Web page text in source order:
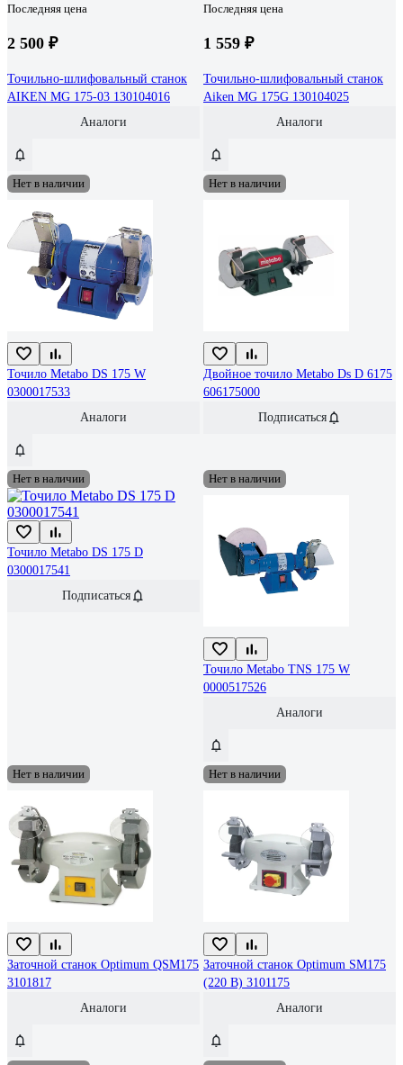
Последняя цена
2 500 ₽
Точильно-шлифовальный станок
AIKEN MG 175-03 130104016
Аналоги
Последняя цена
1 559 ₽
Точильно-шлифовальный станок
Aiken MG 175G 130104025
Аналоги
Нет в наличии
Точило Metabo DS 175 W
0300017533
Аналоги
Нет в наличии
Двойное точило Metabo Ds D 6175
606175000
Подписаться
Нет в наличии
Точило Metabo DS 175 D
0300017541
Подписаться
Нет в наличии
Точило Metabo TNS 175 W
0000517526
Аналоги
Нет в наличии
Заточной станок Optimum QSM175
3101817
Аналоги
Нет в наличии
Заточной станок Optimum SM175
(220 B) 3101175
Аналоги